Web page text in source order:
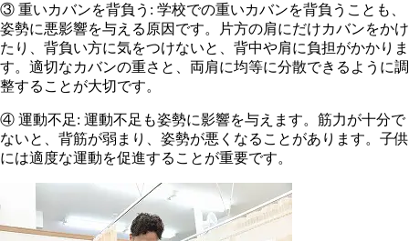
③ 重いカバンを背負う: 学校での重いカバンを背負うことも、
姿勢に悪影響を与える原因です。片方の肩にだけカバンをかけ
たり、背負い方に気をつけないと、背中や肩に負担がかかりま
す。適切なカバンの重さと、両肩に均等に分散できるように調
整することが大切です。
④ 運動不足: 運動不足も姿勢に影響を与えます。筋力が十分で
ないと、背筋が弱まり、姿勢が悪くなることがあります。子供
には適度な運動を促進することが重要です。